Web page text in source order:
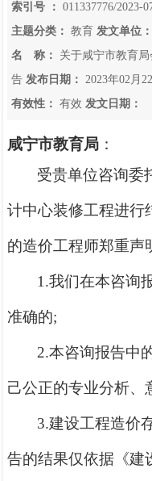
索引号 ： 011337776/2023-
主题分类：
教育 发文单位：
名 称：
关于咸宁市教育
告 发布日期：
2023年02月
有效性：
有效 发文日期：
咸宁市教育局 ：
受贵单位咨询委
计中心装修工程进行
的造价工程师郑重声
1.我们在本咨询
准确的;
2.本咨询报告中
己公正的专业分析、
3.建设工程造价
告的结果仅依据《建